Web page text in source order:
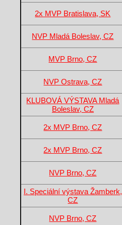
2x MVP Bratislava, SK
NVP Mladá Boleslav, CZ
MVP Brno, CZ
NVP Ostrava, CZ
KLUBOVÁ VÝSTAVA Mladá
Boleslav, CZ
2x MVP Brno, CZ
2x MVP Brno, CZ
NVP Brno, CZ
I. Speciální výstava Žamberk,
CZ
NVP Brno, CZ